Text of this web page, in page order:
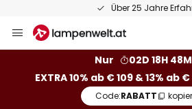
50 Tage
Inhalt
Nur
02D 18H
EXTRA 10% ab € 109 & 13% ab €
Code:RABATT